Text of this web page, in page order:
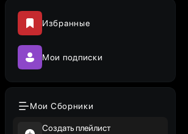
Избранные
Мои подписки
Мои Сборники
Создать плейлист